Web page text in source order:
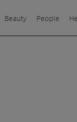
Beauty People